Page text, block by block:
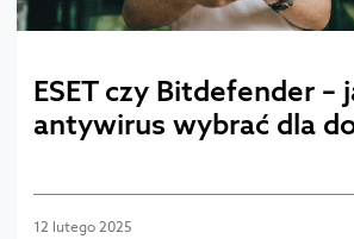
ESET czy Bitdefender –
antywirus wybrać dla
12 lutego 2025